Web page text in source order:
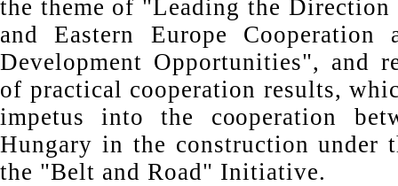
the theme of "Leading the
and Eastern Europe Cooperation
Development Opportunities", and
of practical cooperation results,
impetus into the cooperation
Hungary in the construction under
the "Belt and Road" Initiative.